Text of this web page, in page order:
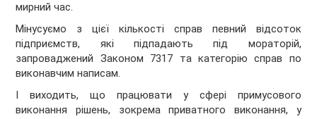
мирний час.
Мінусуємо з цієї кількості справ певний відсоток
підприємств, які підпадають під мораторій,
запроваджений Законом 7317 та категорію справ по
виконавчим написам.
І виходить, що працювати у сфері примусового
виконання рішень, зокрема приватного виконання, у